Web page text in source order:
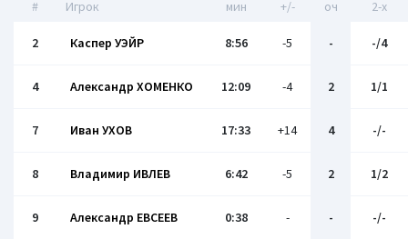
# Игрок мин +/- оч 2-x
2 Каспер УЭЙР 8:56 -5 - -/4
4 Александр ХОМЕНКО 12:09 -4 2 1/1
7 Иван УХОВ 17:33 +14 4 -/-
8 Владимир ИВЛЕВ 6:42 -5 2 1/2
9 Александр ЕВСЕЕВ 0:38 - - -/-